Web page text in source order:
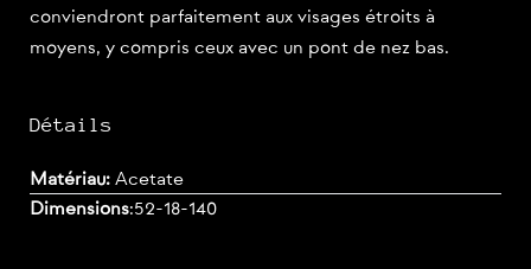
conviendront parfaitement aux visages étroits à
moyens, y compris ceux avec un pont de nez bas.
Détails
Matériau: Acetate
Dimensions:52-18-140